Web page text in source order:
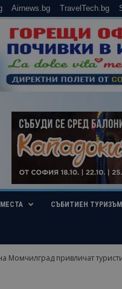
Airnews.bg TravelTech.bg
МЕСТА СЪБИТИЕН ТУРИЗЪМ
Момчилград привличат